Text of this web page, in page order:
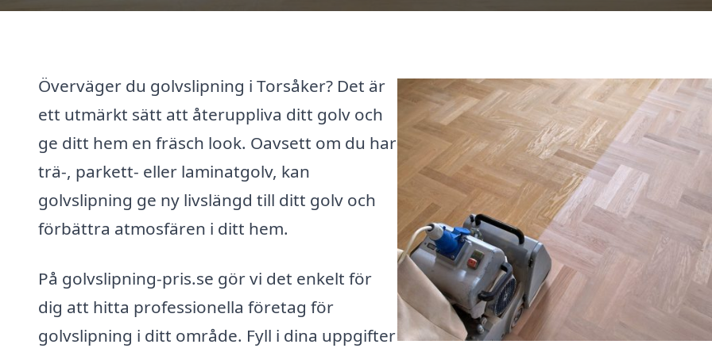
Överväger du golvslipning i Torsåker? Det är
ett utmärkt sätt att återuppliva ditt golv och
ge ditt hem en fräsch look. Oavsett om du har
trä-, parkett- eller laminatgolv, kan
golvslipning ge ny livslängd till ditt golv och
förbättra atmosfären i ditt hem.
På golvslipning-pris.se gör vi det enkelt för
dig att hitta professionella företag för
golvslipning i ditt område. Fyll i dina uppgifter